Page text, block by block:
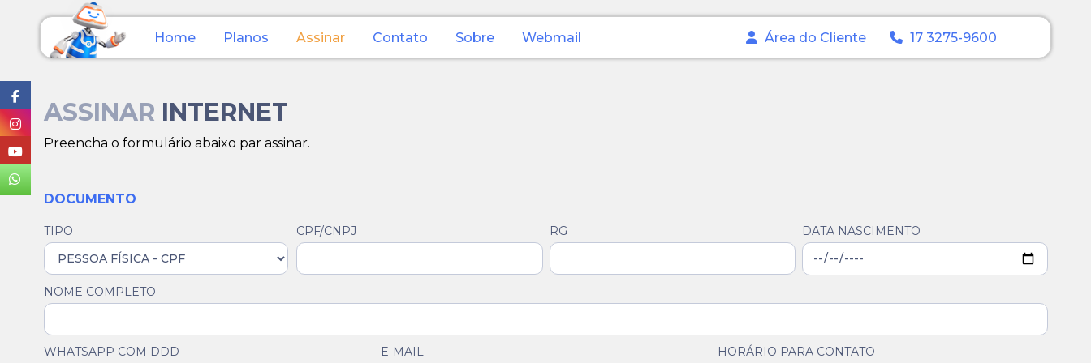
Home Planos Assinar Contato Sobre Webmail Área do Cliente 17 3275-9600
ASSINAR INTERNET
Preencha o formulário abaixo par assinar.
DOCUMENTO
TIPO CPF/CNPJ RG DATA NASCIMENTO
NOME COMPLETO
WHATSAPP COM DDD E-MAIL HORÁRIO PARA CONTATO